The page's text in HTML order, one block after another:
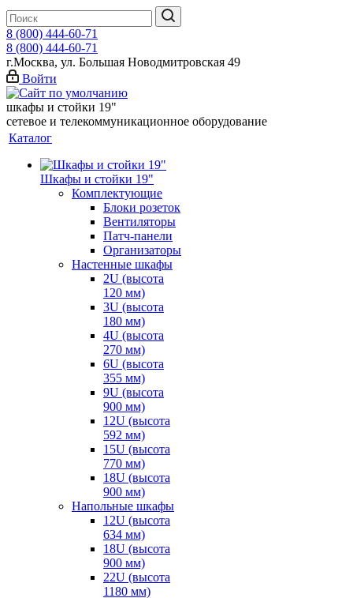
8 (800) 444-60-71
8 (800) 444-60-71
г.Москва, ул. Большая Новодмитровская 49
Войти
шкафы и стойки 19"
сетевое и телекоммуникационное оборудование
Каталог
Шкафы и стойки 19"
Комплектующие
Блоки розеток
Вентиляторы
Патч-панели
Организаторы
Настенные шкафы
2U (высота
120 мм)
3U (высота
180 мм)
4U (высота
270 мм)
6U (высота
355 мм)
9U (высота
900 мм)
12U (высота
592 мм)
15U (высота
770 мм)
18U (высота
900 мм)
Напольные шкафы
12U (высота
634 мм)
18U (высота
900 мм)
22U (высота
1180 мм)